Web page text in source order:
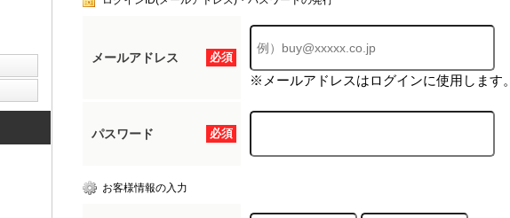
必須
メールアドレス
※メールアドレスはログインに使用します。
必須
パスワード
お客様情報の入力